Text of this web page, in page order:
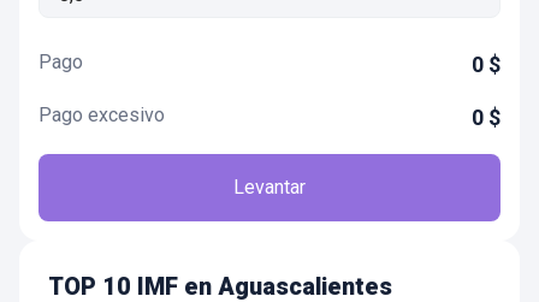
Pago 0 $
Pago excesivo 0 $
Levantar
TOP 10 IMF en Aguascalientes